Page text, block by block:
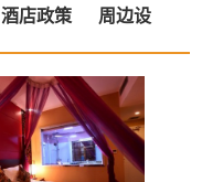
酒店政策
周边设